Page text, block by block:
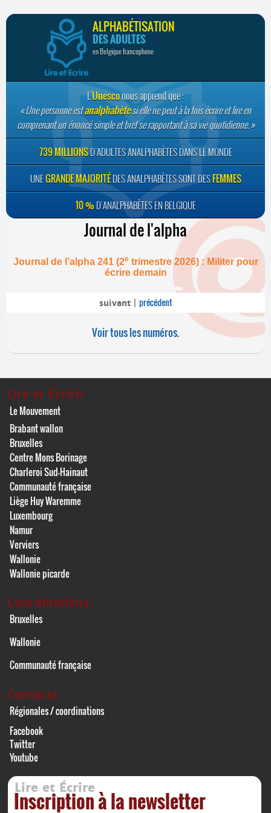
ALPHABÉTISATION
DES ADULTES
en Belgique francophone
L’Unesconous apprend que :
Une personne estanalphabètesi elle ne peut à la fois écrire et lire en
comprenant un énoncé simple et bref se rapportant à sa vie quotidienne.
739 MILLIONSD’ADULTES ANALPHABÈTES DANS LE MONDE
UNEGRANDE MAJORITÉDES ANALPHABÈTES SONT DESFEMMES
10 % D’ANALPHABÈTES EN BELGIQUE
Journal de l'alpha
Journal de l’alpha 241 (2etrimestre 2026) : Militer pour
écrire demain
suivant| précédent
Voir tous les numéros.
Lire et Écrire
Le Mouvement
Brabant wallon
Bruxelles
Centre Mons Borinage
Charleroi Sud-Hainaut
Communauté française
Liège Huy Waremme
Luxembourg
Namur
Verviers
Wallonie
Wallonie picarde
Coordinations
Bruxelles
Wallonie
Communauté française
Contacts
Régionales / coordinations
Facebook
Twitter
Youtube
Lire et Écrire
Inscription à la newsletter